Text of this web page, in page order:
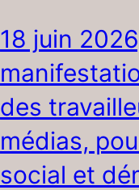
18 juin
des
médias,
social et